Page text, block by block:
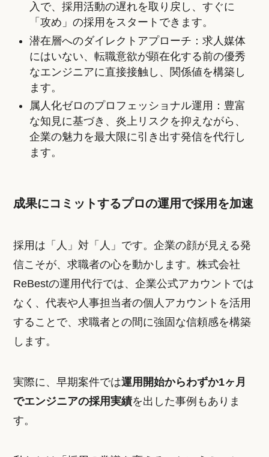
入で、採用活動の遅れを取り戻し、すぐに
「攻め」の採用をスタートできます。
潜在層へのダイレクトアプローチ：求人媒体
にはいない、転職意欲が顕在化する前の優秀
なエンジニアに直接接触し、関係値を構築し
ます。
属人化ゼロのプロフェッショナル運用：豊富
な知見に基づき、炎上リスクを抑えながら、
企業の魅力を最大限に引き出す発信を代行し
ます。
成果にコミットするプロの運用で採用を加速
採用は「人」対「人」です。企業の顔が見える発
信こそが、求職者の心を動かします。株式会社
ReBestの運用代行では、企業公式アカウントでは
なく、代表や人事担当者の個人アカウントを活用
することで、求職者との間に強固な信頼感を構築
します。
実際に、早期案件では運用開始からわずか1ヶ月
でエンジニアの採用実績を出した事例もありま
す。